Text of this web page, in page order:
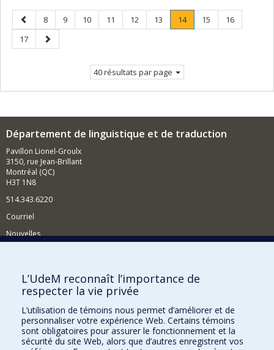
Page
précédente
Page
8 Page
9 Page
10 Page
11 Page
12 Page
13 Page
14.
Page
Page
15 Page
16
Page
17
Page
suivante
40 résultats par page
Département de linguistique et de traduction
Pavillon Lionel-Groulx
3150, rue Jean-Brillant
Montréal (QC)
H3T 1N8
514.343.6220
Courriel
Nouvelles
Comment soutenir le Département?
BESOIN D'AIDE?
Plan du site
Signaler une erreur
Accessibilité
L’UdeM reconnaît l’importance de
respecter la vie privée
L’utilisation de témoins nous permet d’améliorer et de
personnaliser votre expérience Web. Certains témoins
sont obligatoires pour assurer le fonctionnement et la
sécurité du site Web, alors que d’autres enregistrent vos